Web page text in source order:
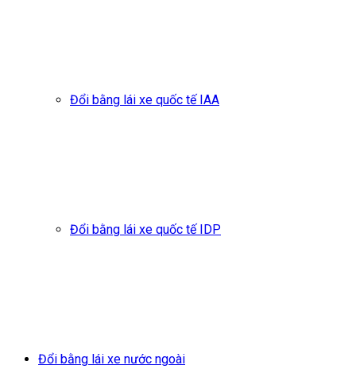
Đổi bằng lái xe quốc tế IAA
Đổi bằng lái xe quốc tế IDP
Đổi bằng lái xe nước ngoài